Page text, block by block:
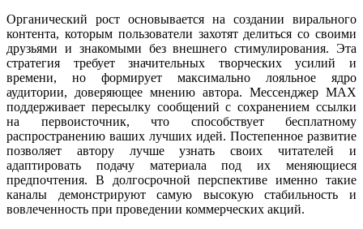
Органический рост основывается на создании вирального
контента, которым пользователи захотят делиться со своими
друзьями и знакомыми без внешнего стимулирования. Эта
стратегия требует значительных творческих усилий и
времени, но формирует максимально лояльное ядро
аудитории, доверяющее мнению автора. Мессенджер MAX
поддерживает пересылку сообщений с сохранением ссылки
на первоисточник, что способствует бесплатному
распространению ваших лучших идей. Постепенное развитие
позволяет автору лучше узнать своих читателей и
адаптировать подачу материала под их меняющиеся
предпочтения. В долгосрочной перспективе именно такие
каналы демонстрируют самую высокую стабильность и
вовлеченность при проведении коммерческих акций.